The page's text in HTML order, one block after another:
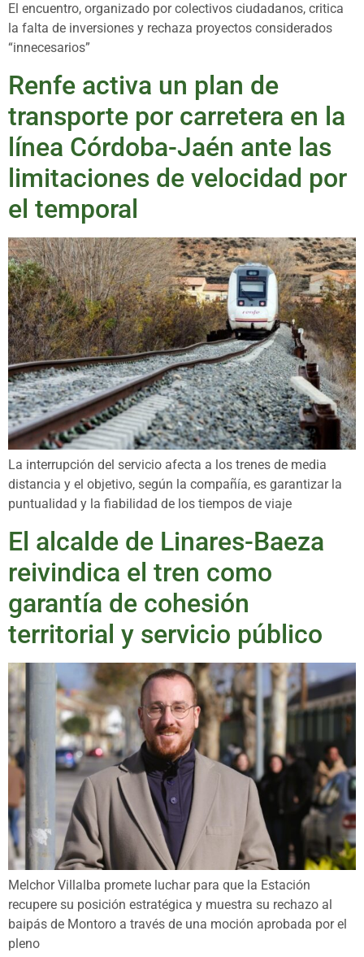
El encuentro, organizado por colectivos ciudadanos, critica
la falta de inversiones y rechaza proyectos considerados
“innecesarios”
Renfe activa un plan de
transporte por carretera en la
línea Córdoba-Jaén ante las
limitaciones de velocidad por
el temporal
La interrupción del servicio afecta a los trenes de media
distancia y el objetivo, según la compañía, es garantizar la
puntualidad y la fiabilidad de los tiempos de viaje
El alcalde de Linares-Baeza
reivindica el tren como
garantía de cohesión
territorial y servicio público
Melchor Villalba promete luchar para que la Estación
recupere su posición estratégica y muestra su rechazo al
baipás de Montoro a través de una moción aprobada por el
pleno